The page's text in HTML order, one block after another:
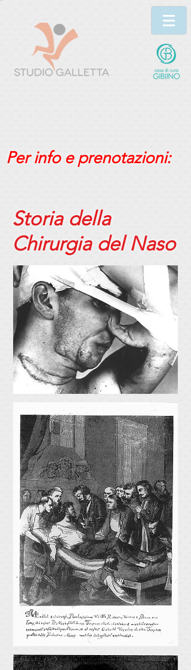
Per info e prenotazioni:
Storia della
Chirurgia del Naso